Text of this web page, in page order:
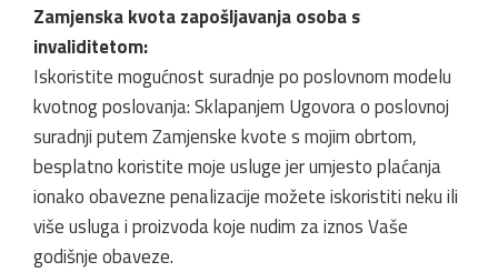
Zamjenska kvota zapošljavanja osoba s
invaliditetom:
Iskoristite mogućnost suradnje po poslovnom modelu
kvotnog poslovanja: Sklapanjem Ugovora o poslovnoj
suradnji putem Zamjenske kvote s mojim obrtom,
besplatno koristite moje usluge jer umjesto plaćanja
ionako obavezne penalizacije možete iskoristiti neku ili
više usluga i proizvoda koje nudim za iznos Vaše
godišnje obaveze.